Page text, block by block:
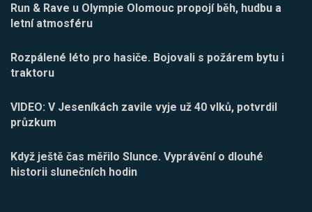
Run & Rave u Olympie Olomouc propojí běh, hudbu a
letní atmosféru
Rozpálené léto pro hasiče. Bojovali s požárem bytu i
traktoru
VIDEO: V Jeseníkách zavile vyje už 40 vlků, potvrdil
průzkum
Když ještě čas měřilo Slunce. Vyprávění o dlouhé
historii slunečních hodin